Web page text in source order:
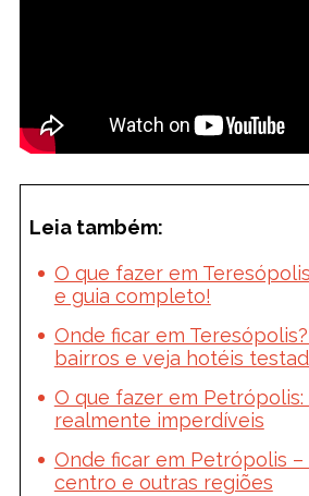
Leia também:
O que fazer em
e guia completo!
Onde ficar em
bairros e veja hotéis
O que fazer em Petrópolis:
realmente imperdíveis
Onde ficar em Petrópolis –
centro e outras regiões